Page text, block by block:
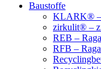
Baustoffe
KLARK® –
zirkulit® –
REB –
RFB –